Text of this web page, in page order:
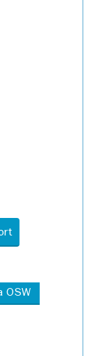
OSW